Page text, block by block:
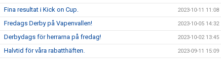
Fina resultat i Kick on Cup. 2023-10-11 11:08
Fredags Derby på Vapenvallen! 2023-10-05 14:32
Derbydags för herrarna på fredag! 2023-10-02 13:45
Halvtid för våra rabatthäften. 2023-09-11 15:09